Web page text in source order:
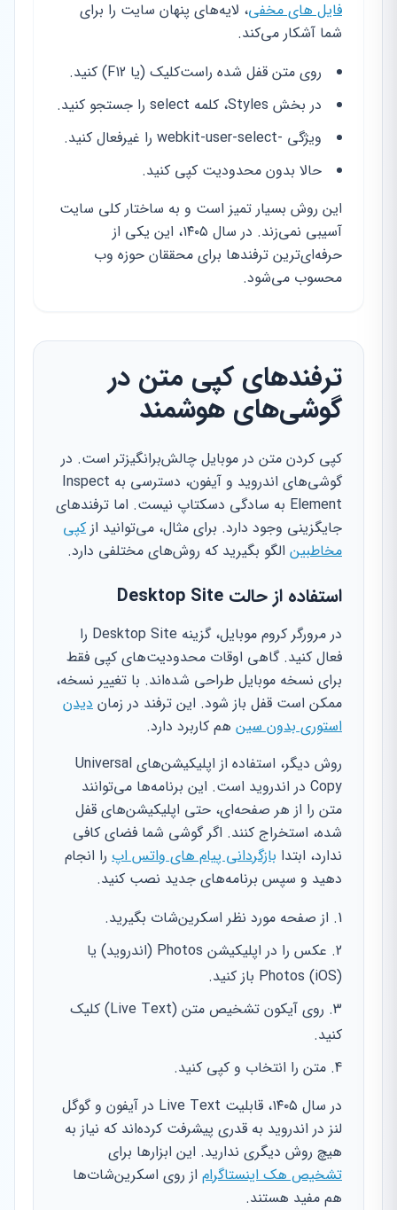
فایل های مخفی، لایه‌های پنهان سایت را برای
شما آشکار می‌کند.
روی متن قفل شده راست‌کلیک (یا F12) کنید.
در بخش Styles، کلمه select را جستجو کنید.
ویژگی -webkit-user-select را غیرفعال کنید.
حالا بدون محدودیت کپی کنید.
این روش بسیار تمیز است و به ساختار کلی سایت
آسیبی نمی‌زند. در سال ۱۴۰۵، این یکی از
حرفه‌ای‌ترین ترفندها برای محققان حوزه وب
محسوب می‌شود.
ترفندهای کپی متن در
گوشی‌های هوشمند
کپی کردن متن در موبایل چالش‌برانگیزتر است. در
گوشی‌های اندروید و آیفون، دسترسی به Inspect
Element به سادگی دسکتاپ نیست. اما ترفندهای
جایگزینی وجود دارد. برای مثال، می‌توانید از کپی
مخاطبین الگو بگیرید که روش‌های مختلفی دارد.
استفاده از حالت Desktop Site
در مرورگر کروم موبایل، گزینه Desktop Site را
فعال کنید. گاهی اوقات محدودیت‌های کپی فقط
برای نسخه موبایل طراحی شده‌اند. با تغییر نسخه،
ممکن است قفل باز شود. این ترفند در زمان دیدن
استوری بدون سین هم کاربرد دارد.
روش دیگر، استفاده از اپلیکیشن‌های Universal
Copy در اندروید است. این برنامه‌ها می‌توانند
متن را از هر صفحه‌ای، حتی اپلیکیشن‌های قفل
شده، استخراج کنند. اگر گوشی شما فضای کافی
ندارد، ابتدا بازگردانی پیام های واتس اپ را انجام
دهید و سپس برنامه‌های جدید نصب کنید.
از صفحه مورد نظر اسکرین‌شات بگیرید.
عکس را در اپلیکیشن Photos (اندروید) یا
Photos (iOS) باز کنید.
روی آیکون تشخیص متن (Live Text) کلیک
کنید.
متن را انتخاب و کپی کنید.
در سال ۱۴۰۵، قابلیت Live Text در آیفون و گوگل
لنز در اندروید به قدری پیشرفت کرده‌اند که نیاز به
هیچ روش دیگری ندارید. این ابزارها برای
تشخیص هک اینستاگرام از روی اسکرین‌شات‌ها
هم مفید هستند.